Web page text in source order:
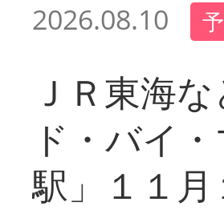
2026.08.10
ＪＲ東海
ド・バイ
駅」１１